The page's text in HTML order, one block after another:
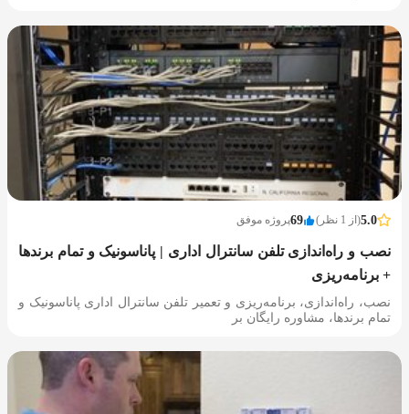
5.0(از 1 نظر) 69پروژه موفق
نصب و راه‌اندازی تلفن سانترال اداری | پاناسونیک و تمام برندها
+ برنامه‌ریزی
نصب، راه‌اندازی، برنامه‌ریزی و تعمیر تلفن سانترال اداری پاناسونیک و
تمام برندها، مشاوره رایگان بر